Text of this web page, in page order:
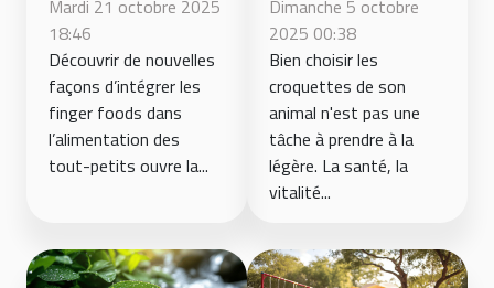
finger foods
dans
l'alimentation
infantile
Mardi 21 octobre 2025
18:46
Découvrir de nouvelles
façons d’intégrer les
finger foods dans
l’alimentation des
tout-petits ouvre la...
croquettes
pour le bien-
être de votre
animal ?
Dimanche 5 octobre
2025 00:38
Bien choisir les
croquettes de son
animal n'est pas une
tâche à prendre à la
légère. La santé, la
vitalité...